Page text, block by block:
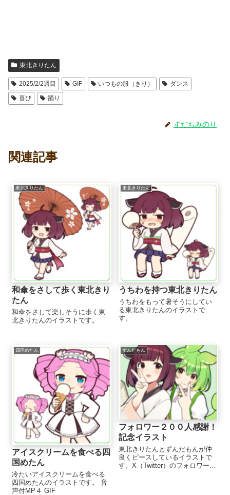
東北きりたん
2025/2/2週目 GIF いつもの服（きり）
ダンス
喜び
踊り
すだちみのり
関連記事
東北きりたん
和傘をさして歩く東北きり
たん
和傘をさして楽しそうに歩く東
北きりたんのイラストです。
東北きりたん
うちわを持つ東北きりたん
うちわをもって暑そうにしてい
る東北きりたんのイラストで
す。
四国めたん
アイスクリームを食べる四
国めたん
冷たいアイスクリームを食べる
四国めたんのイラストです。 音
声付MP４ GIF
ずんだもん
フォロワー２００人感謝！
記念イラスト
東北きりたんとずんだもんが仲
良くピースしているイラストで
す。X（Twitter）のフォロワーさ